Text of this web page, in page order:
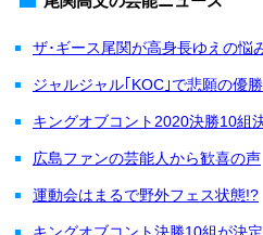
ザ･ギース尾関が高身長ゆえの悩
ジャルジャル｢KOC｣で悲願の優勝
キングオブコント2020決勝10組
広島ファンの芸能人から歓喜の声
運動会はまるで野外フェス状態!?